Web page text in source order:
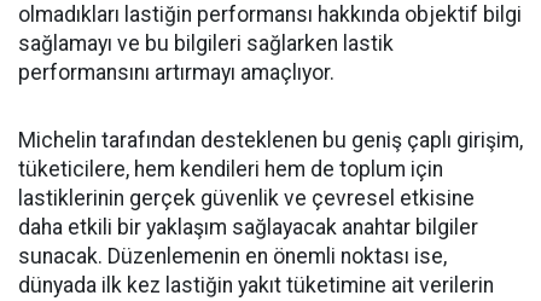
olmadıkları lastiğin performansı hakkında objektif bilgi
sağlamayı ve bu bilgileri sağlarken lastik
performansını artırmayı amaçlıyor.
Michelin tarafından desteklenen bu geniş çaplı girişim,
tüketicilere, hem kendileri hem de toplum için
lastiklerinin gerçek güvenlik ve çevresel etkisine
daha etkili bir yaklaşım sağlayacak anahtar bilgiler
sunacak. Düzenlemenin en önemli noktası ise,
dünyada ilk kez lastiğin yakıt tüketimine ait verilerin